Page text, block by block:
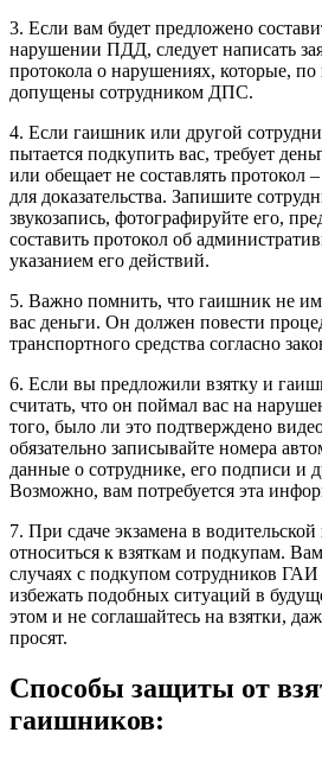
3. Если вам будет предложено
нарушении ПДД, следует написать
протокола о нарушениях, которые,
допущены сотрудником ДПС.
4. Если гаишник или другой
пытается подкупить вас, требует
или обещает не составлять протокол
для доказательства. Запишите
звукозапись, фотографируйте его,
составить протокол об
указанием его действий.
5. Важно помнить, что гаишник не
вас деньги. Он должен повести
транспортного средства согласно
6. Если вы предложили взятку и
считать, что он поймал вас на
того, было ли это подтверждено
обязательно записывайте номера
данные о сотруднике, его подписи и
Возможно, вам потребуется эта
7. При сдаче экзамена в
относиться к взяткам и подкупам.
случаях с подкупом сотрудников ГАИ
избежать подобных ситуаций в
этом и не соглашайтесь на взятки,
просят.
Способы защиты от
гаишников: